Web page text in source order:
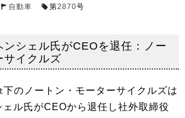
自動車 第2870号
ンシェル氏がCEOを退任：ノー
サイクルズ
のノートン・モーターサイクルズは
ェル氏がCEOから退任し社外取締役